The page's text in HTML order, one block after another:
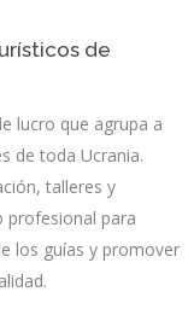
de
lucro que agrupa a
de toda Ucrania.
talleres y
profesional para
los guías y promover